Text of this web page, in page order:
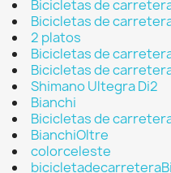
Bicicletas de
Bicicletas de
2 platos
Bicicletas de
Bicicletas de
Shimano Ultegra Di2
Bianchi
Bicicletas de
BianchiOltre
colorceleste